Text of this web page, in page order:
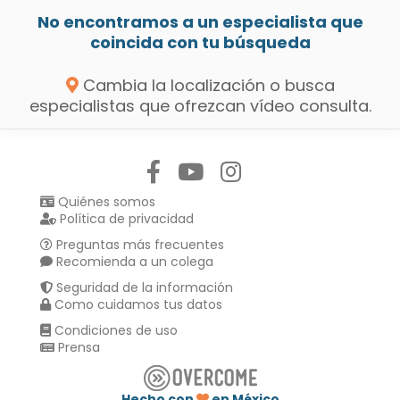
No encontramos a un especialista que
coincida con tu búsqueda
Cambia la localización o busca
especialistas que ofrezcan vídeo consulta.
Quiénes somos
Política de privacidad
Preguntas más frecuentes
Recomienda a un colega
Seguridad de la información
Como cuidamos tus datos
Condiciones de uso
Prensa